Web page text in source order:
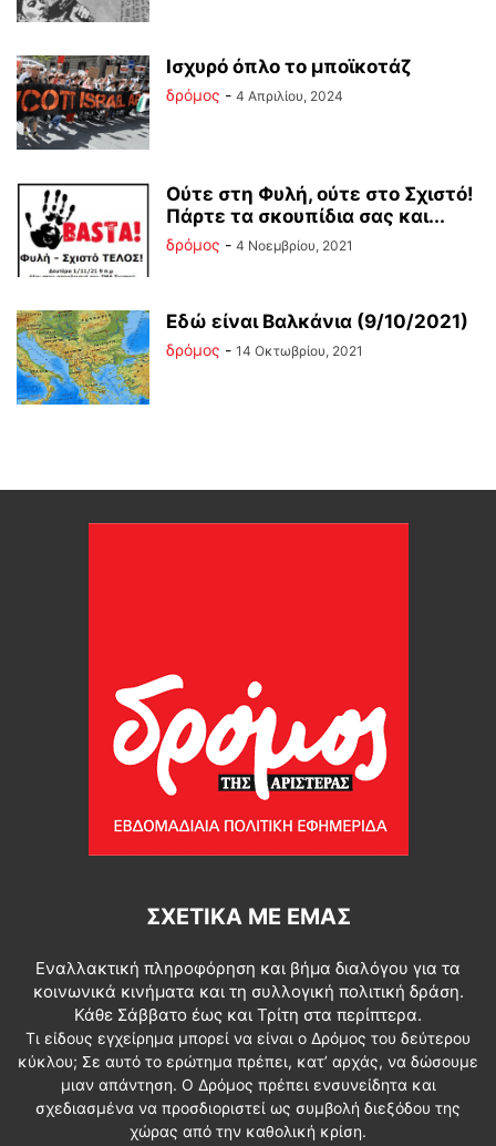
Ισχυρό όπλο το μποϊκοτάζ
δρόμος - 4 Απριλίου, 2024
Ούτε στη Φυλή, ούτε στο Σχιστό!
Πάρτε τα σκουπίδια σας και...
δρόμος - 4 Νοεμβρίου, 2021
Εδώ είναι Βαλκάνια (9/10/2021)
δρόμος - 14 Οκτωβρίου, 2021
ΣΧΕΤΙΚΆ ΜΕ ΕΜΆΣ
Εναλλακτική πληροφόρηση και βήμα διαλόγου για τα
κοινωνικά κινήματα και τη συλλογική πολιτική δράση.
Κάθε Σάββατο έως και Τρίτη στα περίπτερα.
Τι είδους εγχείρημα μπορεί να είναι ο Δρόμος του δεύτερου
κύκλου; Σε αυτό το ερώτημα πρέπει, κατ’ αρχάς, να δώσουμε
μιαν απάντηση. Ο Δρόμος πρέπει ενσυνείδητα και
σχεδιασμένα να προσδιοριστεί ως συμβολή διεξόδου της
χώρας από την καθολική κρίση.